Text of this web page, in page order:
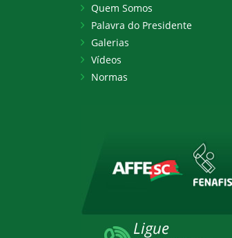
Quem Somos
Palavra do Presidente
Galerias
Vídeos
Normas